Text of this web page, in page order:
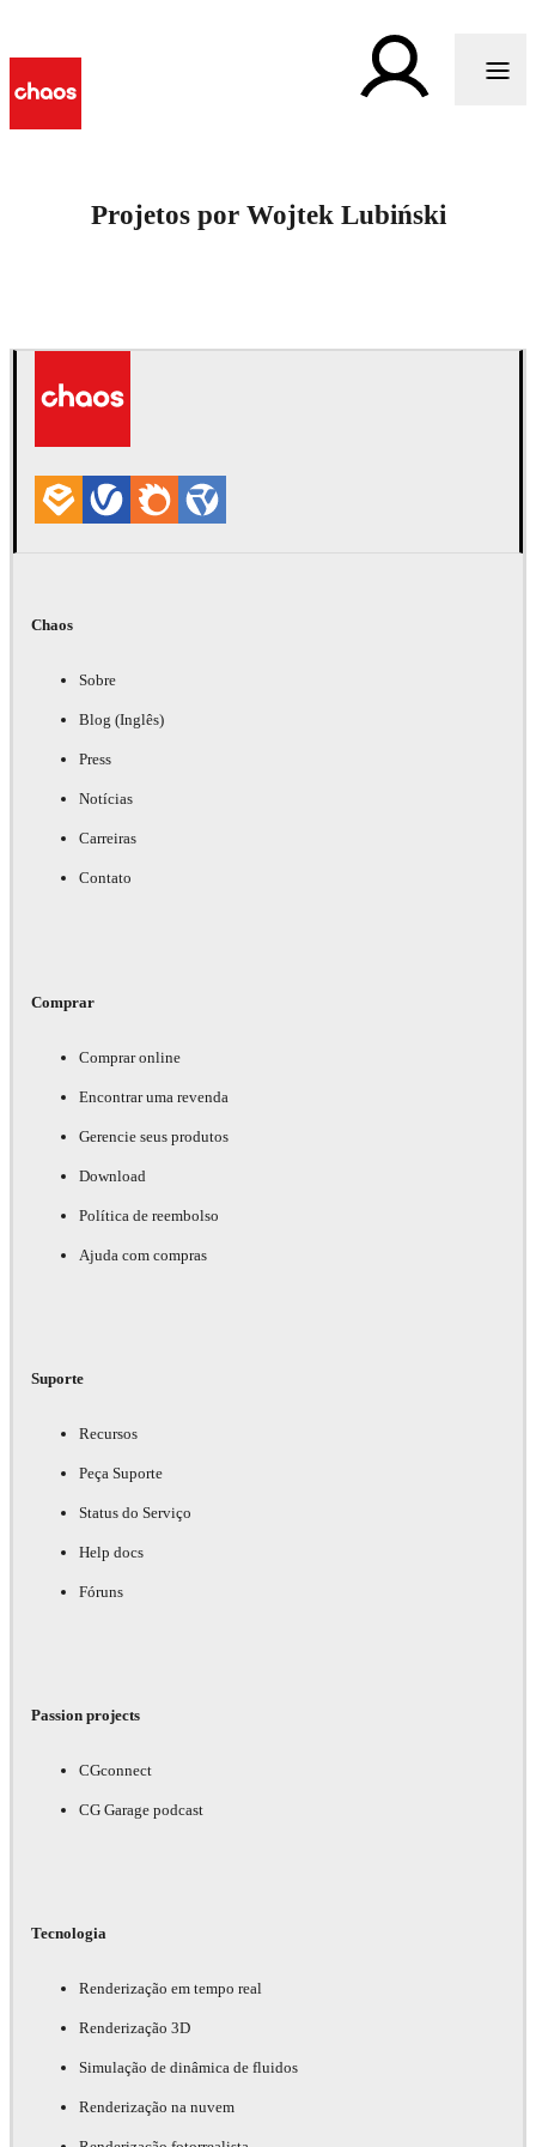
Projetos por Wojtek Lubiński
Chaos
Sobre
Blog (Inglês)
Press
Notícias
Carreiras
Contato
Comprar
Comprar online
Encontrar uma revenda
Gerencie seus produtos
Download
Política de reembolso
Ajuda com compras
Suporte
Recursos
Peça Suporte
Status do Serviço
Help docs
Fóruns
Passion projects
CGconnect
CG Garage podcast
Tecnologia
Renderização em tempo real
Renderização 3D
Simulação de dinâmica de fluidos
Renderização na nuvem